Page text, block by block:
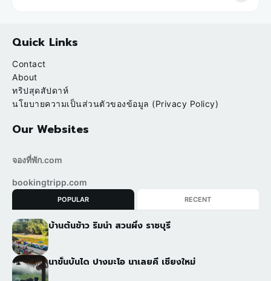
Quick Links
Contact
About
ทริปสุดสัปดาห์
นโยบายความเป็นส่วนตัวของข้อมูล (Privacy Policy)
Our Websites
จองที่พัก.com
bookingtripp.com
POPULAR RECENT
บ้านต้นข้าว ริมน้ำ สวนผึ้ง ราชบุรี
นาขั้นบันได ปางมะโอ นาเลยคี เชียงใหม่